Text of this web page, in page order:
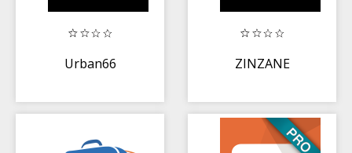
Urban66 ZINZANE